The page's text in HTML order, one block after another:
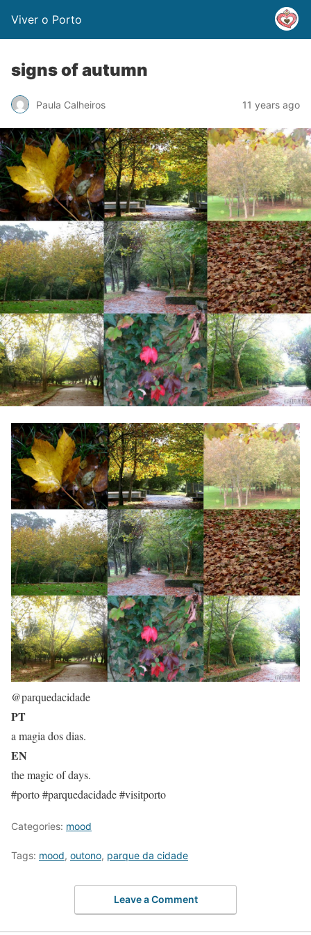
Viver o Porto
signs of autumn
Paula Calheiros 11 years ago
@parquedacidade
PT
a magia dos dias.
EN
the magic of days.
#porto #parquedacidade #visitporto
Categories: mood
Tags: mood, outono, parque da cidade
Leave a Comment